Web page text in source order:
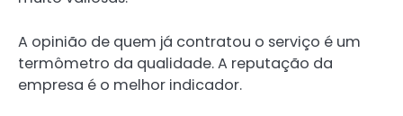
A opinião de quem já contratou o serviço é um
termômetro da qualidade. A reputação da
empresa é o melhor indicador.